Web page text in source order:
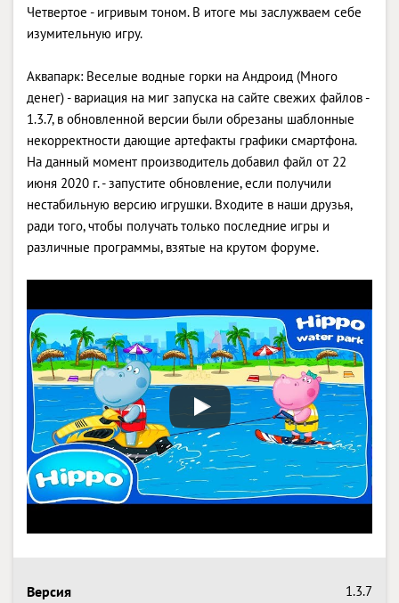
Четвертое - игривым тоном. В итоге мы заслужваем себе
изумительную игру.
Аквапарк: Веселые водные горки на Андроид (Много
денег) - вариация на миг запуска на сайте свежих файлов -
1.3.7, в обновленной версии были обрезаны шаблонные
некорректности дающие артефакты графики смартфона.
На данный момент производитель добавил файл от 22
июня 2020 г. - запустите обновление, если получили
нестабильную версию игрушки. Входите в наши друзья,
ради того, чтобы получать только последние игры и
различные программы, взятые на крутом форуме.
Версия 1.3.7